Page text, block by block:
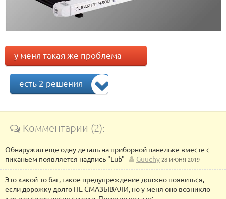
у меня такая же проблема
есть 2 решения
Комментарии (2):
Обнаружил еще одну деталь на приборной панельке вместе с
пиканьем появляется надпись "Lub"
Guuchy 28 ИЮНЯ 2019
Это какой-то баг, такое предупреждение должно появиться,
если дорожку долго НЕ СМАЗЫВАЛИ, но у меня оно возникло